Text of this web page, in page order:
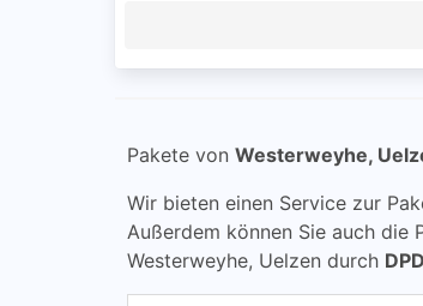
Pakete von Westerweyhe,
Wir bieten einen Service zur
Außerdem können Sie auch die
Westerweyhe, Uelzen durch